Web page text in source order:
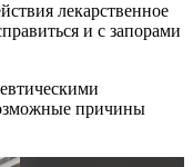
лекарственное
и с запорами
причины